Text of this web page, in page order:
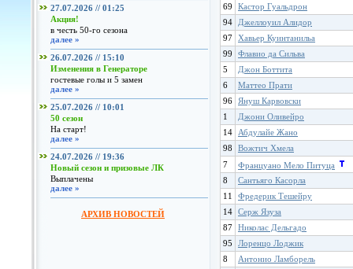
27.07.2026 // 01:25
Акция!
в честь 50-го сезона
далее »
26.07.2026 // 15:10
Изменения в Генераторе
гостевые голы и 5 замен
далее »
25.07.2026 // 10:01
50 сезон
На старт!
далее »
24.07.2026 // 19:36
Новый сезон и призовые ЛК
Выплачены
далее »
АРХИВ НОВОСТЕЙ
69
Кастор Гуальдрон
94
Джеллоуил Алидор
97 Хавьер Куинтанильа
99
Флавио да Сильва
5
Джон Боттита
6
Маттео Прати
96
Януш Карвовски
1
Джони Оливейро
14
Абдулайе Жано
98
Вожтич Хмела
7
Француано Мело Питуца
8
Сантьяго Касорла
11
Фредерик Тешейру
14 Серж Язуза
87 Николас Дельгадо
95
Лоренцо Лоджик
8
Антонио Ламборель